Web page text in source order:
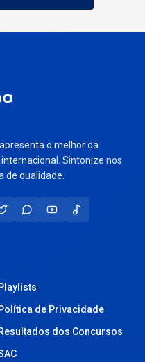
o melhor da
Sintonize nos
de qualidade.
Playlists
Política de Privacidade
Resultados dos Concursos